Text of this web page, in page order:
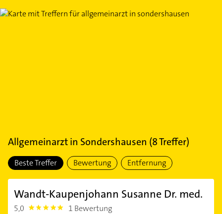
Allgemeinarztin Sondershausen (8Treffer)
Beste Treffer Bewertung Entfernung
Wandt-Kaupenjohann Susanne Dr. med.
5,0 5.0 1 Bewertung